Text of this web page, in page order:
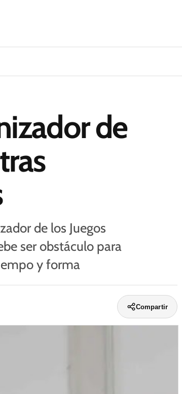
de
de los Juegos
ser obstáculo para
y forma
Compartir